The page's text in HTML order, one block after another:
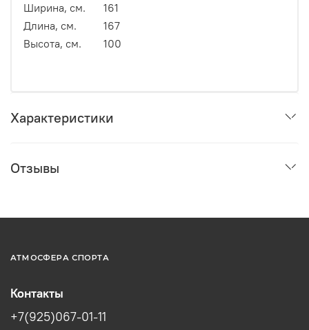
Ширина, см.
161
Длина, см.
167
Высота, см.
100
Характеристики
Отзывы
АТМОСФЕРА СПОРТА
Контакты
+7(925)067-01-11